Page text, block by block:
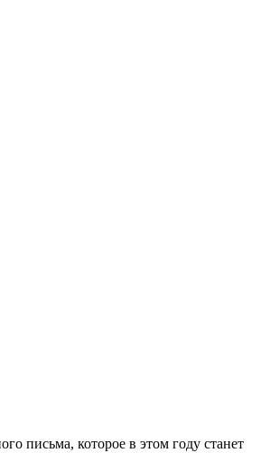
письма, которое в этом году станет